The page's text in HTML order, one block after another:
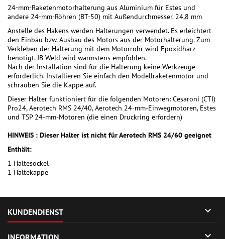
24-mm-Raketenmotorhalterung aus Aluminium für Estes und
andere 24-mm-Röhren (BT-50) mit Außendurchmesser. 24,8 mm
Anstelle des Hakens werden Halterungen verwendet. Es erleichtert
den Einbau bzw. Ausbau des Motors aus der Motorhalterung. Zum
Verkleben der Halterung mit dem Motorrohr wird Epoxidharz
benötigt. JB Weld wird wärmstens empfohlen.
Nach der Installation sind für die Halterung keine Werkzeuge
erforderlich. Installieren Sie einfach den Modellraketenmotor und
schrauben Sie die Kappe auf.
Dieser Halter funktioniert für die folgenden Motoren: Cesaroni (CTI)
Pro24, Aerotech RMS 24/40, Aerotech 24-mm-Einwegmotoren, Estes
und TSP 24-mm-Motoren (die einen Druckring erfordern)
HINWEIS : Dieser Halter ist nicht für Aerotech RMS 24/60 geeignet
Enthält:
1 Haltesockel
1 Haltekappe
KUNDENDIENST 
